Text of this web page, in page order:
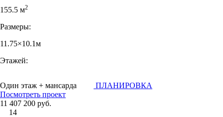
155.5 м2
Размеры:
11.75×10.1м
Этажей:
Один этаж + мансарда
ПЛАНИРОВКА
Посмотреть проект
11 407 200 руб.
14